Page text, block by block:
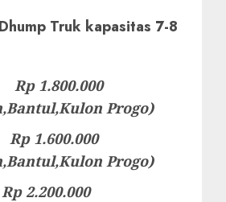
Truk kapasitas 7-8
1.800.000
Progo)
1.600.000
Progo)
2.200.000